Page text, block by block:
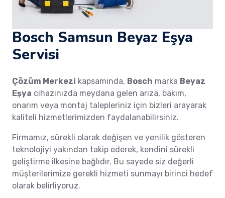
Bosch Samsun Beyaz Eşya
Servisi
Çözüm Merkezi kapsamında, Bosch marka Beyaz
Eşya cihazınızda meydana gelen arıza, bakım,
onarım veya montaj talepleriniz için bizleri arayarak
kaliteli hizmetlerimizden faydalanabilirsiniz.
Firmamız, sürekli olarak değişen ve yenilik gösteren
teknolojiyi yakından takip ederek, kendini sürekli
geliştirme ilkesine bağlıdır. Bu sayede siz değerli
müşterilerimize gerekli hizmeti sunmayı birinci hedef
olarak belirliyoruz.